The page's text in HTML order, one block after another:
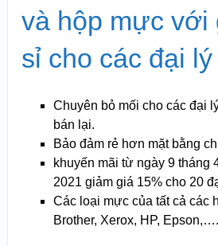
và hộp mực với
sỉ cho các đại lý
Chuyên bỏ mối cho các đại
bán lại.
Bảo đảm rẻ hơn mặt bằng
khuyến mãi từ ngày 9 tháng
2021 giảm giá 15% cho 20
Các loại mực của tất cả các
Brother, Xerox, HP, Epson,….